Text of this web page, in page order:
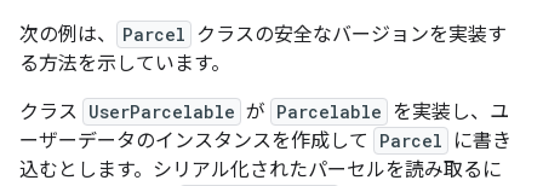
次の例は、
Parcel
クラスの安全なバージョンを実装す
る方法を示しています。
クラス UserParcelable が Parcelable を実装し、ユ
ーザーデータのインスタンスを作成して
Parcel
に書き
込むとします。シリアル化されたパーセルを読み取るに